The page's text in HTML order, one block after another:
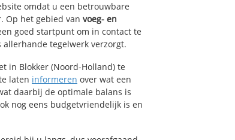
omdat u een betrouwbare
Op het gebied van voeg- en
goed startpunt om in contact te
tegelwerk verzorgt.
in Blokker (Noord-Holland) te
laten informeren over wat een
daarbij de optimale balans is
nog eens budgetvriendelijk is en